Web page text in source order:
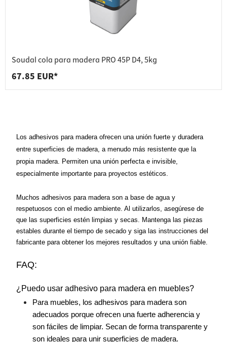
Soudal cola para madera PRO 45P D4, 5kg
67.85 EUR*
Los adhesivos para madera ofrecen una unión fuerte y duradera
entre superficies de madera, a menudo más resistente que la
propia madera. Permiten una unión perfecta e invisible,
especialmente importante para proyectos estéticos.
Muchos adhesivos para madera son a base de agua y
respetuosos con el medio ambiente. Al utilizarlos, asegúrese de
que las superficies estén limpias y secas. Mantenga las piezas
estables durante el tiempo de secado y siga las instrucciones del
fabricante para obtener los mejores resultados y una unión fiable.
FAQ:
¿Puedo usar adhesivo para madera en muebles?
Para muebles, los adhesivos para madera son
adecuados porque ofrecen una fuerte adherencia y
son fáciles de limpiar. Secan de forma transparente y
son ideales para unir superficies de madera.